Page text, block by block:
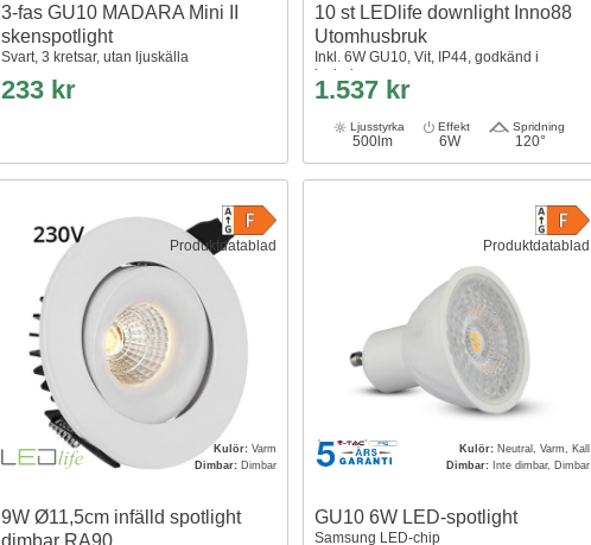
3-fas GU10 MADARA Mini II
skenspotlight
Svart, 3 kretsar, utan ljuskälla
233 kr
10 st LEDlife downlight Inno88
Utomhusbruk
Inkl. 6W GU10, Vit, IP44, godkänd i
isolering
1.537 kr
Ljusstyrka
500lm
Effekt
6W
Spridning
120°
Produktdatablad
Kulör:Varm
Dimbar:Dimbar
9W Ø11,5cm infälld spotlight
dimbar RA90
Produktdatablad
Kulör:Neutral, Varm, Kall
Dimbar:Inte dimbar, Dimbar
GU10 6W LED-spotlight
Samsung LED-chip